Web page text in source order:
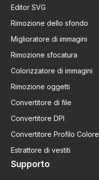
Editor SVG
Rimozione dello sfondo
Miglioratore di immagini
Rimozione sfocatura
Colorizzatore di immagini
Rimozione oggetti
Convertitore di file
Convertitore DPI
Convertitore Profilo Colore
Estrattore di vestiti
Supporto